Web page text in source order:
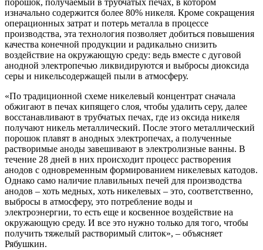
порошок, получаемый в трубчатых печах, в котором
изначально содержится более 80% никеля. Кроме сокращения
операционных затрат и потерь металла в процессе
производства, эта технология позволяет добиться повышения
качества конечной продукции и радикально снизить
воздействие на окружающую среду: ведь вместе с дуговой
анодной электропечью ликвидируются и выбросы диоксида
серы и никельсодержащей пыли в атмосферу.
«По традиционной схеме никелевый концентрат сначала
обжигают в печах кипящего слоя, чтобы удалить серу, далее
восстанавливают в трубчатых печах, где из оксида никеля
получают никель металлический. После этого металлический
порошок плавят в анодных электропечах, а полученные
растворимые аноды завешивают в электролизные ванны. В
течение 28 дней в них происходит процесс растворения
анодов с одновременным формированием никелевых катодов.
Однако само наличие плавильных печей для производства
анодов – хоть медных, хоть никелевых – это, соответственно,
выбросы в атмосферу, это потребление воды и
электроэнергии, то есть еще и косвенное воздействие на
окружающую среду. И все это нужно только для того, чтобы
получить тяжелый растворимый слиток», – объясняет
Рябушкин.